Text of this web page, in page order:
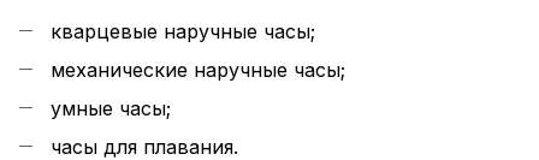
кварцевые наручные часы;
механические наручные часы;
умные часы;
часы для плавания.